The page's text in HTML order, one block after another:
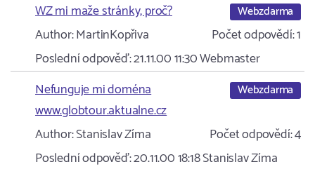
WZ mi maže stránky, proč?
Webzdarma
Author:MartinKopřiva Počet odpovědí:1
Poslední odpověď:21.11.00 11:30Webmaster
Nefunguje mi doména
www.globtour.aktualne.cz
Webzdarma
Author:Stanislav Zíma Počet odpovědí:4
Poslední odpověď:20.11.00 18:18Stanislav Zíma